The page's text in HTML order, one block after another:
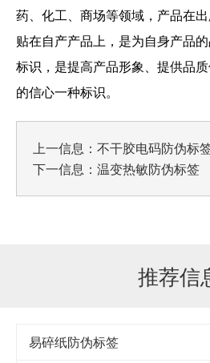
药、化工、商场等领域，产品在
贴在自产产品上，是为自身产品
标识，是提高产品形象、提供品
的信心一种标识。
上一信息： 不干胶电码防伪标
下一信息： 温变热敏防伪标签
推荐信
易碎纸防伪标签